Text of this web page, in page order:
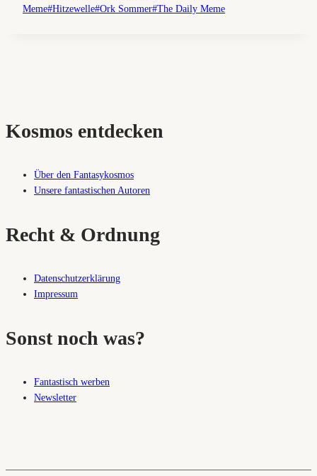
Meme#Hitzewelle#Ork Sommer#The Daily Meme
Kosmos entdecken
Über den Fantasykosmos
Unsere fantastischen Autoren
Recht & Ordnung
Datenschutzerklärung
Impressum
Sonst noch was?
Fantastisch werben
Newsletter